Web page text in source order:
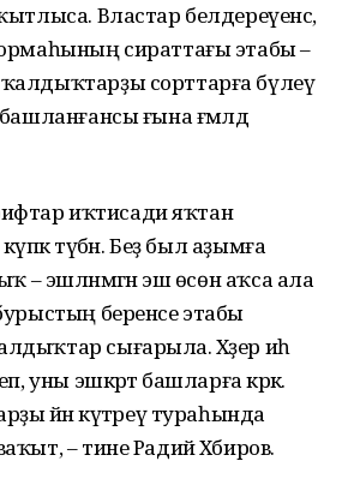
Властар белдереүенсә,
сираттағы этабы –
сорттарға бүлеү
ғына ғәмәлдә
иҡтисади яҡтан
күпкә түбән. Беҙ был аҙымға
– эшләнмәгән эш өсөн аҡса ала
беренсе этабы
сығарыла. Хәҙер иһә
уны эшкәртә башларға кәрәк.
йәнә күтәреү тураһында
– тине Радий Хәбиров.